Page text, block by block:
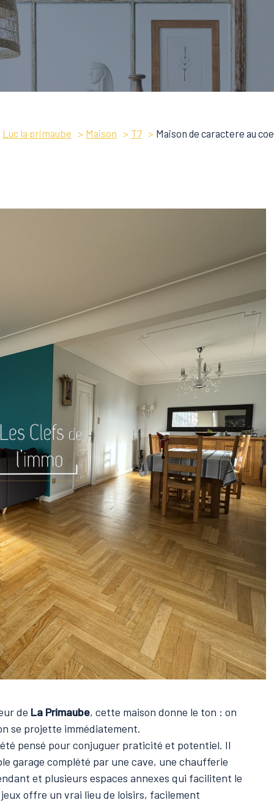
Luc la primaube Maison T7 Maison de caractere au
de La Primaube, cette maison donne le ton : on
se projette immédiatement.
pensé pour conjuguer praticité et potentiel. Il
garage complété par une cave, une chaufferie
et plusieurs espaces annexes qui facilitent le
offre un vrai lieu de loisirs, facilement